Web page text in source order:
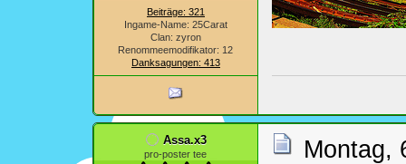
Beiträge: 321
Ingame-Name: 25Carat
Clan: zyron
Renommeemodifikator: 12
Danksagungen: 413
Assa.x3
pro-poster tee Montag,